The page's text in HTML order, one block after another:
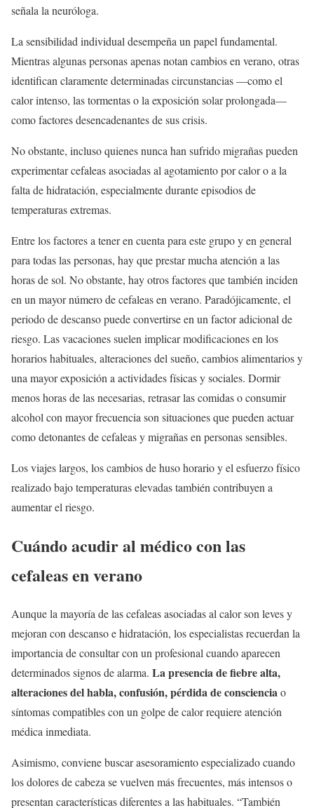
señala la neuróloga.
La sensibilidad individual desempeña un papel fundamental.
Mientras algunas personas apenas notan cambios en verano, otras
identifican claramente determinadas circunstancias —como el
calor intenso, las tormentas o la exposición solar prolongada—
como factores desencadenantes de sus crisis.
No obstante, incluso quienes nunca han sufrido migrañas pueden
experimentar cefaleas asociadas al agotamiento por calor o a la
falta de hidratación, especialmente durante episodios de
temperaturas extremas.
Entre los factores a tener en cuenta para este grupo y en general
para todas las personas, hay que prestar mucha atención a las
horas de sol. No obstante, hay otros factores que también inciden
en un mayor número de cefaleas en verano. Paradójicamente, el
periodo de descanso puede convertirse en un factor adicional de
riesgo. Las vacaciones suelen implicar modificaciones en los
horarios habituales, alteraciones del sueño, cambios alimentarios y
una mayor exposición a actividades físicas y sociales. Dormir
menos horas de las necesarias, retrasar las comidas o consumir
alcohol con mayor frecuencia son situaciones que pueden actuar
como detonantes de cefaleas y migrañas en personas sensibles.
Los viajes largos, los cambios de huso horario y el esfuerzo físico
realizado bajo temperaturas elevadas también contribuyen a
aumentar el riesgo.
Cuándo acudir al médico con las
cefaleas en verano
Aunque la mayoría de las cefaleas asociadas al calor son leves y
mejoran con descanso e hidratación, los especialistas recuerdan la
importancia de consultar con un profesional cuando aparecen
determinados signos de alarma. La presencia de fiebre alta,
alteraciones del habla, confusión, pérdida de conscienciao
síntomas compatibles con un golpe de calor requiere atención
médica inmediata.
Asimismo, conviene buscar asesoramiento especializado cuando
los dolores de cabeza se vuelven más frecuentes, más intensos o
presentan características diferentes a las habituales. “También